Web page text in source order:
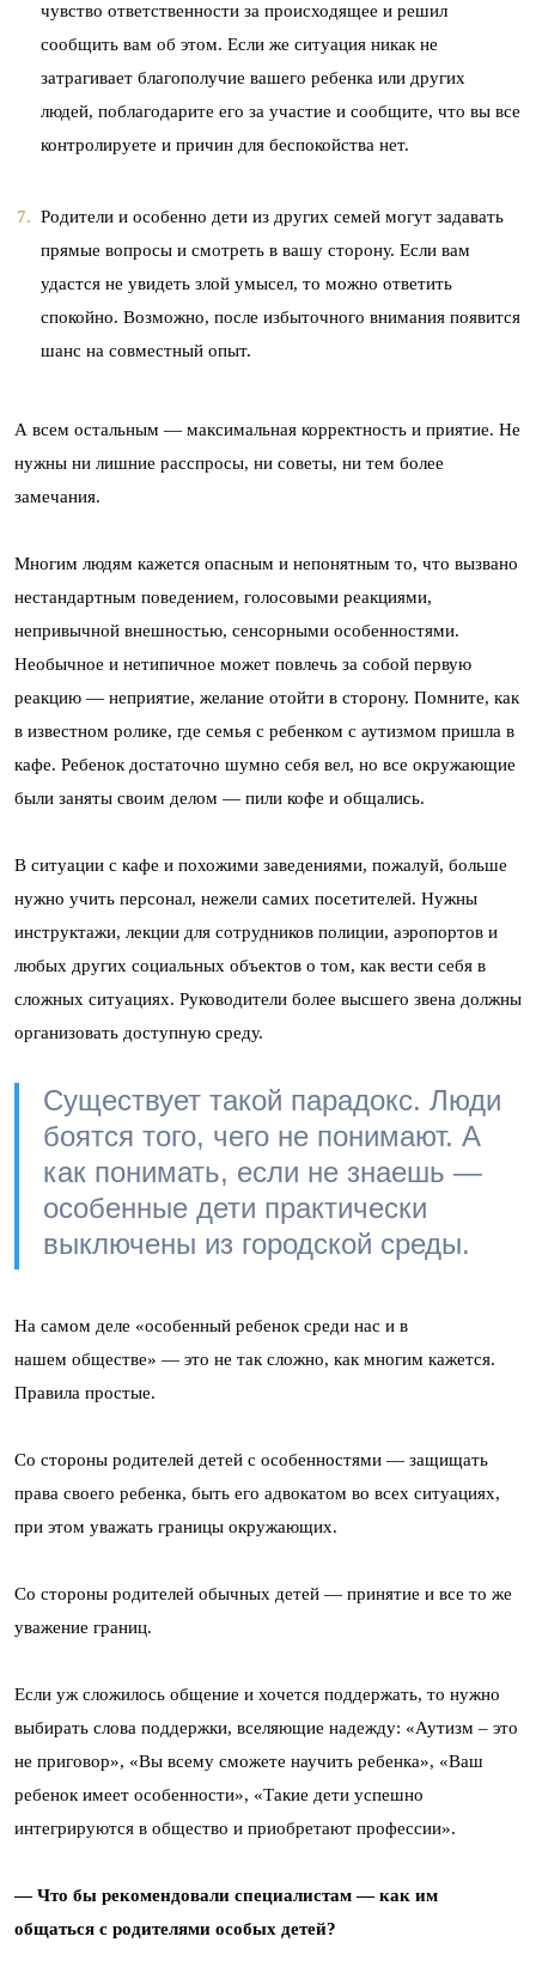
чувство ответственности за происходящее и решил
сообщить вам об этом. Если же ситуация никак не
затрагивает благополучие вашего ребенка или других
людей, поблагодарите его за участие и сообщите, что вы все
контролируете и причин для беспокойства нет.
Родители и особенно дети из других семей могут задавать
прямые вопросы и смотреть в вашу сторону. Если вам
удастся не увидеть злой умысел, то можно ответить
спокойно. Возможно, после избыточного внимания появится
шанс на совместный опыт.
А всем остальным — максимальная корректность и приятие. Не
нужны ни лишние расспросы, ни советы, ни тем более
замечания.
Многим людям кажется опасным и непонятным то, что вызвано
нестандартным поведением, голосовыми реакциями,
непривычной внешностью, сенсорными особенностями.
Необычное и нетипичное может повлечь за собой первую
реакцию — неприятие, желание отойти в сторону. Помните, как
в известном ролике, где семья с ребенком с аутизмом пришла в
кафе. Ребенок достаточно шумно себя вел, но все окружающие
были заняты своим делом — пили кофе и общались.
В ситуации с кафе и похожими заведениями, пожалуй, больше
нужно учить персонал, нежели самих посетителей. Нужны
инструктажи, лекции для сотрудников полиции, аэропортов и
любых других социальных объектов о том, как вести себя в
сложных ситуациях. Руководители более высшего звена должны
организовать доступную среду.
Существует такой парадокс. Люди
боятся того, чего не понимают. А
как понимать, если не знаешь —
особенные дети практически
выключены из городской среды.
На самом деле «особенный ребенок среди нас и в
нашем обществе» — это не так сложно, как многим кажется.
Правила простые.
Со стороны родителей детей с особенностями — защищать
права своего ребенка, быть его адвокатом во всех ситуациях,
при этом уважать границы окружающих.
Со стороны родителей обычных детей — принятие и все то же
уважение границ.
Если уж сложилось общение и хочется поддержать, то нужно
выбирать слова поддержки, вселяющие надежду: «Аутизм – это
не приговор», «Вы всему сможете научить ребенка», «Ваш
ребенок имеет особенности», «Такие дети успешно
интегрируются в общество и приобретают профессии».
— Что бы рекомендовали специалистам — как им
общаться с родителями особых детей?